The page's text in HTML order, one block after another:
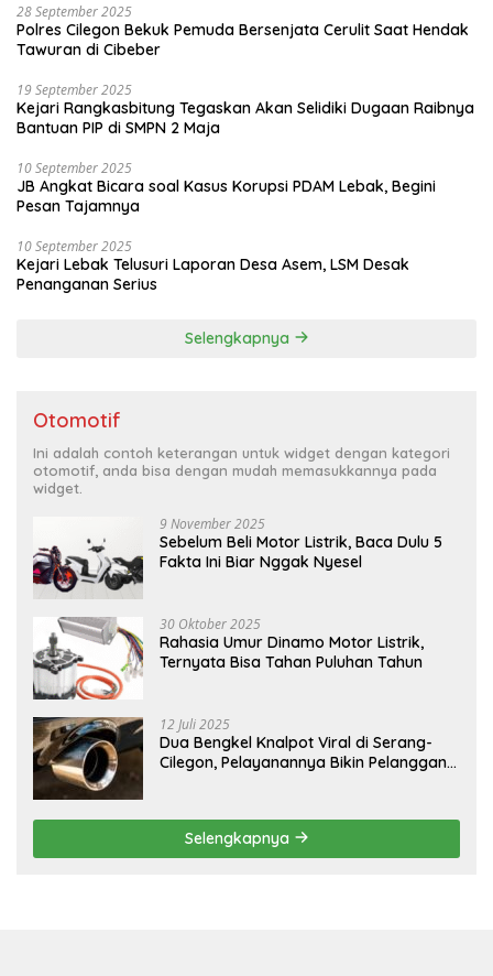
28 September 2025
Polres Cilegon Bekuk Pemuda Bersenjata Cerulit Saat Hendak
Tawuran di Cibeber
19 September 2025
Kejari Rangkasbitung Tegaskan Akan Selidiki Dugaan Raibnya
Bantuan PIP di SMPN 2 Maja
10 September 2025
JB Angkat Bicara soal Kasus Korupsi PDAM Lebak, Begini
Pesan Tajamnya
10 September 2025
Kejari Lebak Telusuri Laporan Desa Asem, LSM Desak
Penanganan Serius
Selengkapnya
Otomotif
Ini adalah contoh keterangan untuk widget dengan kategori
otomotif, anda bisa dengan mudah memasukkannya pada
widget.
9 November 2025
Sebelum Beli Motor Listrik, Baca Dulu 5
Fakta Ini Biar Nggak Nyesel
30 Oktober 2025
Rahasia Umur Dinamo Motor Listrik,
Ternyata Bisa Tahan Puluhan Tahun
12 Juli 2025
Dua Bengkel Knalpot Viral di Serang-
Cilegon, Pelayanannya Bikin Pelanggan
Selengkapnya